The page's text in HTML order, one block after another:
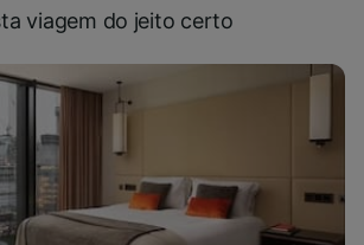
viagem do jeito certo